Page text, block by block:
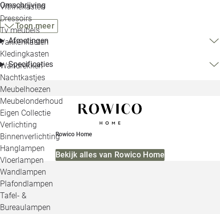
Vitrinekasten
Dressoirs
Tv meubels
Vakkenkasten
Kledingkasten
Wandrekken
Nachtkastjes
Meubelhoezen
Meubelonderhoud
Eigen Collectie
Verlichting
Binnenverlichting
Hanglampen
Vloerlampen
Wandlampen
Plafondlampen
Tafel- &
Bureaulampen
Omschrijving
Toon meer
Afmetingen
Specificaties
Rowico Home
Bekijk alles van Rowico Home